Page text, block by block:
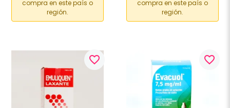
compra en este país o
región.
compra en este país o
región.
favorite_border favorite_border